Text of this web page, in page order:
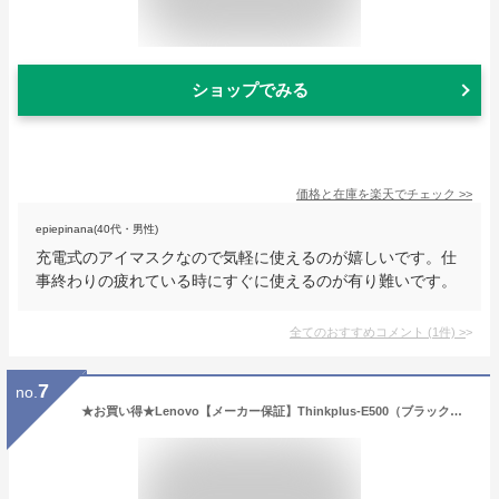
ショップでみる
価格と在庫を楽天でチェック >>
epiepinana(40代・男性)
充電式のアイマスクなので気軽に使えるのが嬉しいです。仕
事終わりの疲れている時にすぐに使えるのが有り難いです。
全てのおすすめコメント (1件) >
no. 7
★お買い得★Lenovo【メーカー保証】Thinkplus-E500（ブラック）｜目元ケアアイマスク eyeMask レノボ シンクプラス 疲れ目 マッサージ ツボ押し リラックス 血行 Bluetooth 出張 usb 充電式 コードレス 就寝 快眠グッズ 残業 目元エステ ホットアイマスク 目元マッサージ器